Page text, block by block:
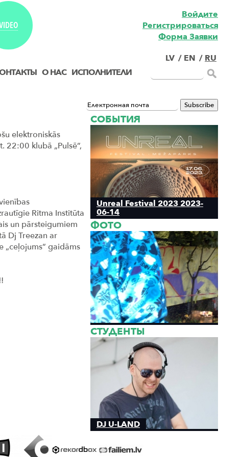
Войдите
Pегистрироваться
Форма Заявки
О НАС ИСПОЛНИТЕЛИ
LV / EN / RU
elektroniskās
22:00 klubā „Pulsē”,
Ritma Institūta
un pārsteigumiem
Dj Treezan ar
„ceļojums” gaidāms
СОБЫТИЯ
Unreal Festival 2023 2023-
06-14
ФОТО
СТУДЕНТЫ
DJ U-LAND